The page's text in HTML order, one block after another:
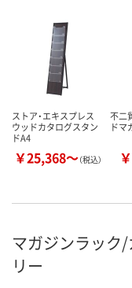
数量
カ
ストア・エキスプレス
ウッドカタログスタン
ドA4
￥25,368～（税込）
不二
ドマ
マガジンラック
リー